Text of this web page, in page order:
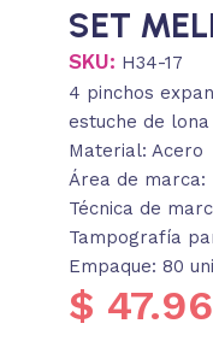
SET
SKU: H34-17
4 pinchos
estuche de lona
Material: Acero
Área de marca:
Técnica de
Tampografía
Empaque: 80
$